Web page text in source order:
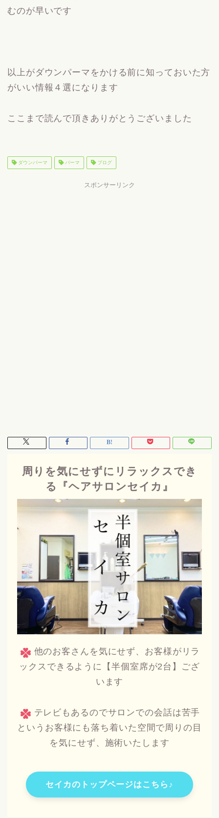
むのが早いです
以上がダウンパーマをかける前に知っておいた方
がいい情報４選になります
ここまで読んで頂きありがとうございました
ダウンパーマ パーマ ブログ
スポンサーリンク
周りを気にせずにリラックスでき
る『ヘアサロンセイカ』
他のお客さんを気にせず、お客様がリラ
ックスできるように【半個室席が2台】ござ
います
テレビもあるのでサロンでの会話は苦手
というお客様にも落ち着いた空間で周りの目
を気にせず、施術いたします
セイカのトップページはこちら♪